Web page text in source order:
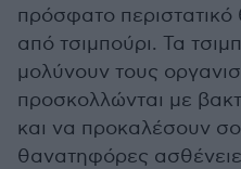
πρόσφατο
από τσιμπούρι. Τα
μολύνουν τους
προσκολλώνται με
και να προκαλέσουν
θανατηφόρες